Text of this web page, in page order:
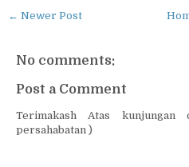
← Newer Post
No comments:
Post a Comment
Terimakash Atas
persahabatan )